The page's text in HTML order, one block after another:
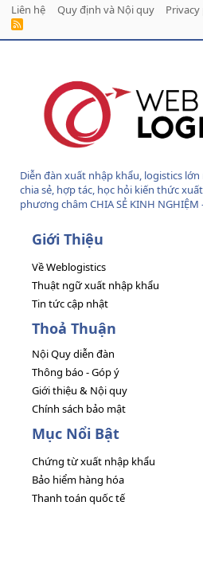
Liên hệ
Quy định và Nội quy
R
Diễn đàn xuất nhập khẩu, logistics
chia sẻ, hợp tác, học hỏi kiến thức
phương châm CHIA SẺ KINH NGHIỆM
Giới Thiệu
Về Weblogistics
Thuật ngữ xuất nhập khẩu
Tin tức cập nhật
Thoả Thuận
Nội Quy diễn đàn
Thông báo - Góp ý
Giới thiệu & Nội quy
Chính sách bảo mật
Mục Nổi Bật
Chứng từ xuất nhập khẩu
Bảo hiểm hàng hóa
Thanh toán quốc tế